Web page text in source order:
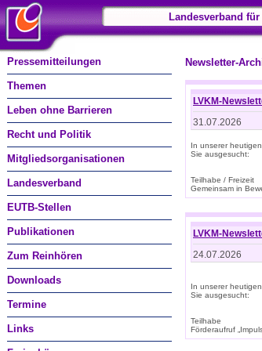
Landesverband
Pressemitteilungen
Themen
Leben ohne Barrieren
Recht und Politik
Mitgliedsorganisationen
Landesverband
EUTB-Stellen
Publikationen
Zum Reinhören
Downloads
Termine
Links
Newsletter-
LVKM-
31.07.2026
In unserer
Sie ausgesucht:
Teilhabe / Freizeit
Gemeinsam in
LVKM-
24.07.2026
In unserer
Sie ausgesucht:
Teilhabe
Förderaufruf